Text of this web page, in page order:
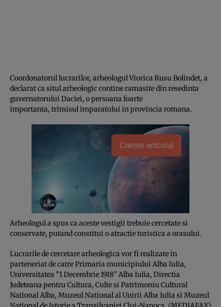
Coordonatorul lucrarilor, arheologul Viorica Rusu Bolindet, a
declarat ca situl arheologic contine ramasite din resedinta
guvernatorului Daciei, o persoana foarte
importanta, trimisul imparatului in provincia romana.
Citește articolul
Arheologul a spus ca aceste vestigii trebuie cercetate si
conservate, putand constitui o atractie turistica a orasului.
Lucrarile de cercetare arheologica vor fi realizate in
parteneriat de catre Primaria municipiului Alba Iulia,
Universitatea "1 Decembrie 1918" Alba Iulia, Directia
Judeteana pentru Cultura, Culte si Patrimoniu Cultural
National Alba, Muzeul National al Unirii Alba Iulia si Muzeul